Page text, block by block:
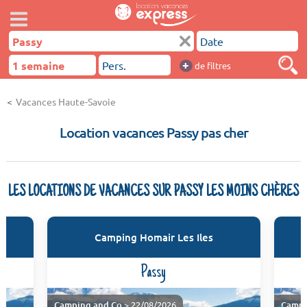
+ de filtres
Vacances Haute-Savoie
Location vacances Passy pas cher
LES LOCATIONS DE VACANCES SUR PASSY LES MOINS CHÈRES
Camping Homair Les Iles
Passy
> 22/08/2026